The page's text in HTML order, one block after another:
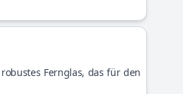
Fernglas, das für den